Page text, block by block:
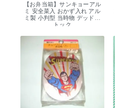
【お弁当箱】サンキョーアル
ミ 安全菜入 おかず入れ アル
ミ製 小判型 当時物 デッドス
トック